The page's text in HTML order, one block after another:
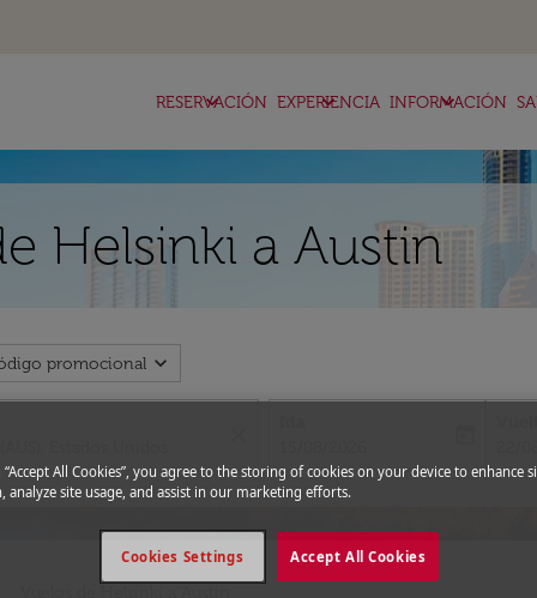
RESERVACIÓN
keyboard_arrow_down EXPERIENCIA
keyboard_arrow_down INFORMACIÓN
keyboard_arrow_down
Helsinki a Austin
promocional expand_more
fc-
“Accept All Cookies”, you agree to the storing of cookies on your device to enhance
analyze site usage, and assist in our marketing efforts.
Accept All Cookies
Cookies Settings